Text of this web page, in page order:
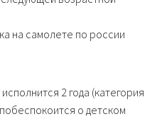
2 года (категория
о детском